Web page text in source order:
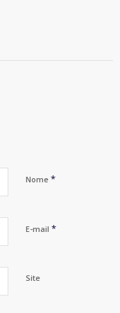
Nome *
E-mail *
Site